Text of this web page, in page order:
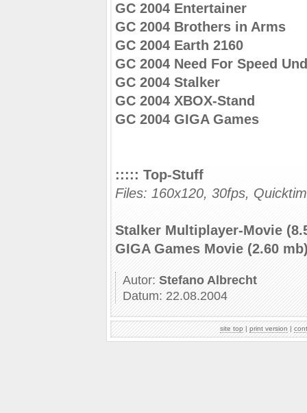
GC 2004 Entertainer
GC 2004 Brothers in Arms
GC 2004 Earth 2160
GC 2004 Need For Speed
GC 2004 Stalker
GC 2004 XBOX-Stand
GC 2004 GIGA Games
::::: Top-Stuff
Files: 160x120, 30fps,
Stalker Multiplayer-Movie
GIGA Games Movie (2.60
Autor: Stefano Albrecht
Datum: 22.08.2004
site top | print version |